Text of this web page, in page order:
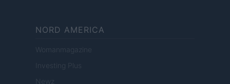
NORD AMERICA
Womanmagazine
Investing Plus
Newz